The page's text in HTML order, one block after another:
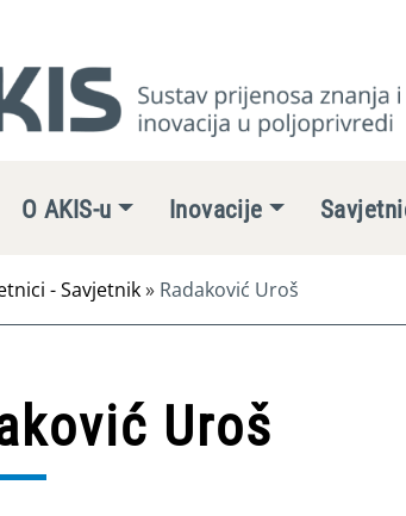
O AKIS-u Inovacije
- Savjetnik» Radaković Uroš
Uroš